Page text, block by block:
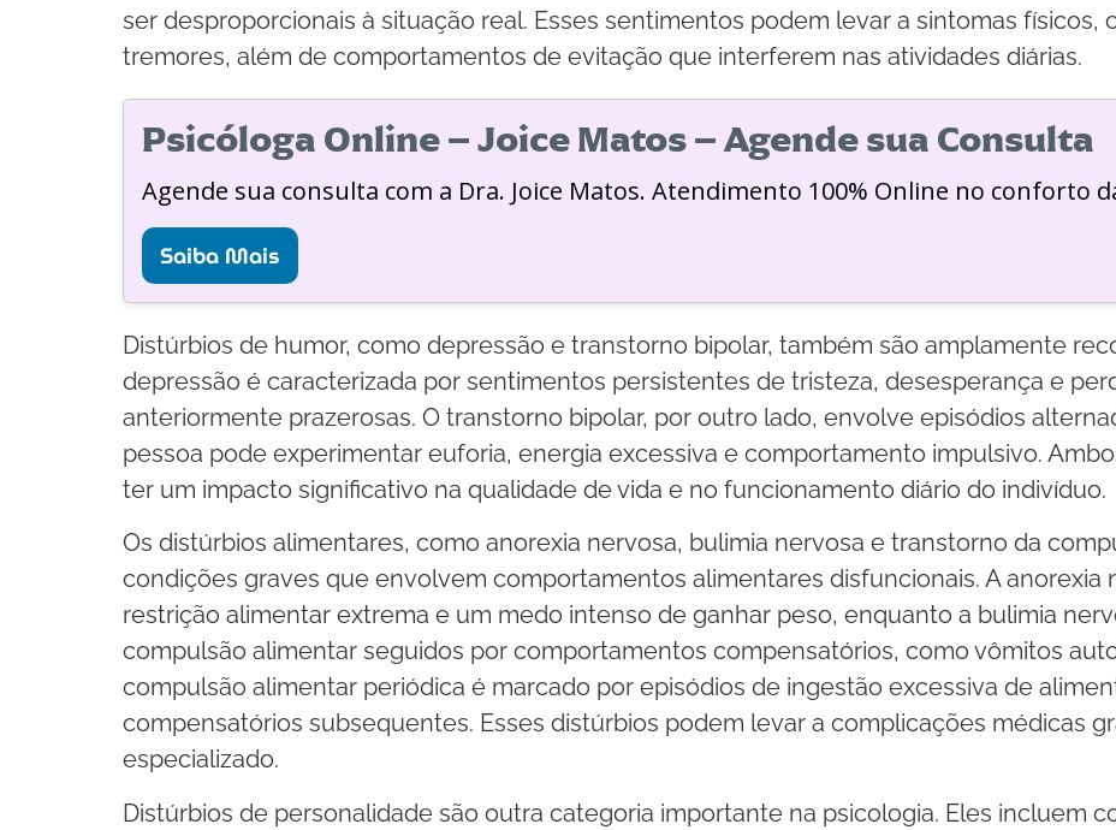
ser desproporcionais à situação real. Esses sentimentos podem levar a sintomas físicos,
tremores, além de comportamentos de evitação que interferem nas atividades diárias.
Psicóloga Online – Joice Matos – Agende sua Consulta
Agende sua consulta com a Dra. Joice Matos. Atendimento 100% Online no conforto
Saiba Mais
Distúrbios de humor, como depressão e transtorno bipolar, também são amplamente
depressão é caracterizada por sentimentos persistentes de tristeza, desesperança e
anteriormente prazerosas. O transtorno bipolar, por outro lado, envolve episódios
pessoa pode experimentar euforia, energia excessiva e comportamento impulsivo.
ter um impacto significativo na qualidade de vida e no funcionamento diário do indivíduo.
Os distúrbios alimentares, como anorexia nervosa, bulimia nervosa e transtorno da
condições graves que envolvem comportamentos alimentares disfuncionais. A anorexia
restrição alimentar extrema e um medo intenso de ganhar peso, enquanto a bulimia
compulsão alimentar seguidos por comportamentos compensatórios, como vômitos
compulsão alimentar periódica é marcado por episódios de ingestão excessiva de
compensatórios subsequentes. Esses distúrbios podem levar a complicações médicas
especializado.
Distúrbios de personalidade são outra categoria importante na psicologia. Eles incluem